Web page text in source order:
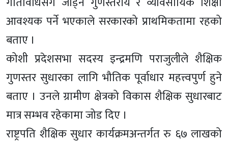
आवश्यक पर्ने भएकाले सरकारको प्राथमिकतामा रहको
बताए ।
कोशी प्रदेशसभा सदस्य इन्द्रमणि पराजुलीले शैक्षिक
गुणस्तर सुधारका लागि भौतिक पूर्वाधार महत्त्वपुर्ण हुने
बताए । उनले ग्रामीण क्षेत्रको विकास शैक्षिक सुधारबाट
मात्र सम्भव रहेकामा जोड दिए ।
राष्ट्रपति शैक्षिक सुधार कार्यक्रमअन्तर्गत रु ६७ लाखको